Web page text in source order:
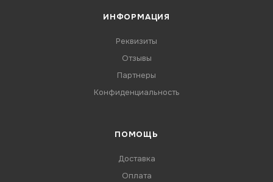
ИНФОРМАЦИЯ
Реквизиты
Отзывы
Партнеры
Конфиденциальность
ПОМОЩЬ
Доставка
Оплата